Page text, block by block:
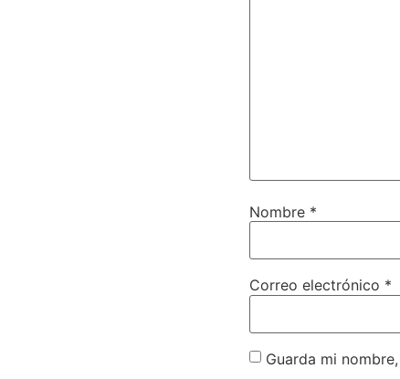
Nombre *
Correo electrónico *
Guarda mi